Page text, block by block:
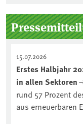
Jahres
aktuellen
https://
15.07.2026
Erstes Halbjahr
in allen Sektoren
rund 57 Prozent
aus erneuerbaren